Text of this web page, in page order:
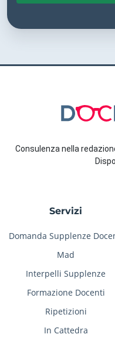
Consulenza nella
Servizi
Domanda Supplenze
Mad
Interpelli Supplenze
Formazione Docenti
Ripetizioni
In Cattedra